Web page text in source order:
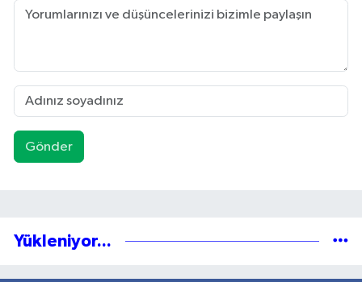
Gönder
Yükleniyor...